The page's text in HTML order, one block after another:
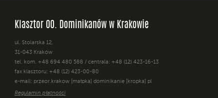
Klasztor OO. Dominikanów w Krakowie
ul. Stolarska 12,
31-043 Kraków
tel. kom. +48 694 480 588 / centrala: +48 (12) 423-16-13
fax klasztoru: +48 (12) 423-00-80
e-mail: przeor.krakow [małpka] dominikanie [kropka] pl
Regulamin płatności